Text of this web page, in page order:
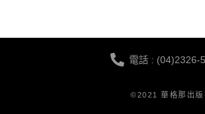
電話 : (04)2326-
©2021 華格那出